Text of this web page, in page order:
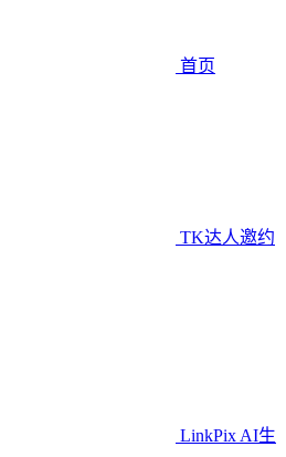
首页
TK达人邀约
LinkPix AI生